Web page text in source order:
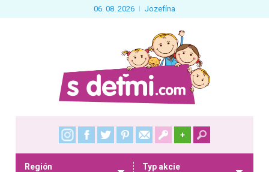
06. 08. 2026 Jozefína
+
Región Typ akcie